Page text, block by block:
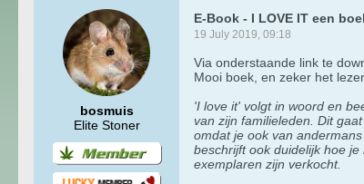
bosmuis
Elite Stoner
E-Book - I LOVE IT een
19 July 2019, 09:18
Via onderstaande link te
Mooi boek, en zeker het
'I love it' volgt in woord en
van zijn familieleden. Dit
omdat je ook van
beschrijft ook duidelijk hoe
exemplaren zijn verkocht.